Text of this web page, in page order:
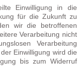
Einwilligung in die
für die Zukunft zu
wir die betroffenen
Verarbeitung nicht
Verarbeitung
Einwilligung wird die
bis zum Widerruf